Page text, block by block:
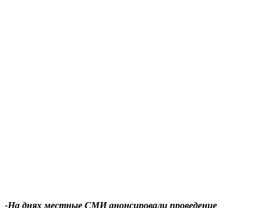
-На днях местные СМИ анонсировали проведение